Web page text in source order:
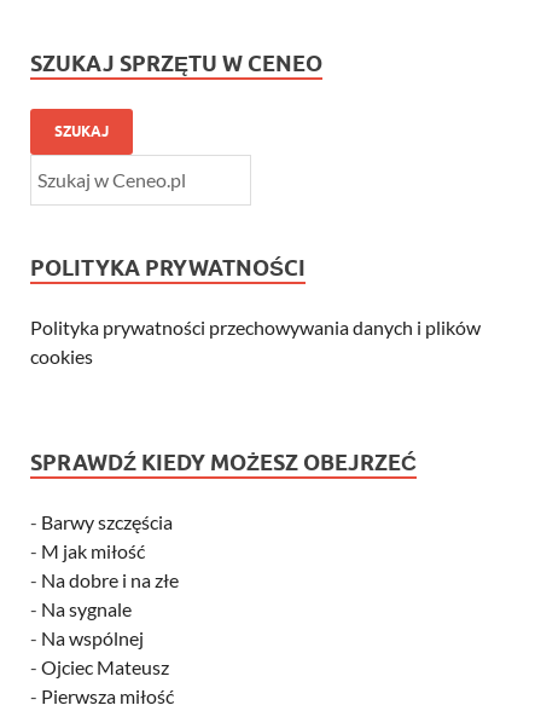
SZUKAJ SPRZĘTU W CENEO
SZUKAJ
POLITYKA PRYWATNOŚCI
Polityka prywatności przechowywania danych i plików
cookies
SPRAWDŹ KIEDY MOŻESZ OBEJRZEĆ
- Barwy szczęścia
- M jak miłość
- Na dobre i na złe
- Na sygnale
- Na wspólnej
- Ojciec Mateusz
- Pierwsza miłość